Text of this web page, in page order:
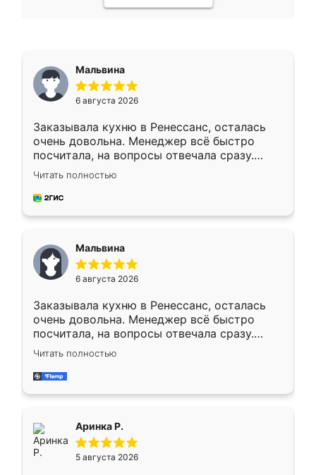
Мальвина
6 августа 2026
Заказывала кухню в Ренессанс, осталась
очень довольна. Менеджер всё быстро
посчитала, на вопросы отвечала сразу.
Замерщик приехал в субботу, подошёл к
делу со всей ответственностью. Собрали
за день, ребята работали аккуратно, даже
Читать полностью
Мальвина
6 августа 2026
Заказывала кухню в Ренессанс, осталась
очень довольна. Менеджер всё быстро
посчитала, на вопросы отвечала сразу.
Замерщик приехал в субботу, подошёл к
делу со всей ответственностью. Собрали
за день, ребята работали аккуратно, даже
Читать полностью
Аринка Р.
5 августа 2026